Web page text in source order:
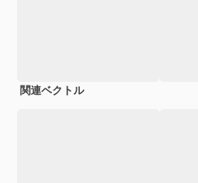
関連ベクトル